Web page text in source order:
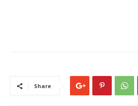
Share